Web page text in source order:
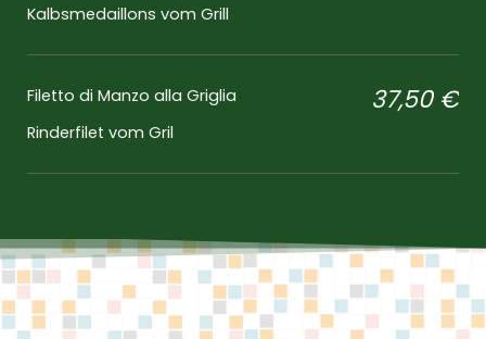
Kalbsmedaillons vom Grill
Filetto di Manzo alla Griglia
Rinderfilet vom Gril
37,50 €